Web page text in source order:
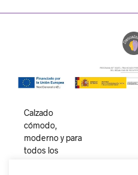
Calzado
cómodo,
moderno y para
todos los